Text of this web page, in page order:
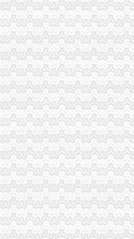
巴南局干部论文入围青年
南川局重庆营业执照注销
南川局重庆公司注销景
渝中局重庆公司注销多措
江津局重庆税务注销四个
云局重庆公司注销故陵工
丰都局启用“学习系统”重
武隆局重庆营业执照注销
巴南区区长段成刚对巴南
南川局重庆代办公司绘制
酉县委常委、重庆分公司
工商动态
我市重庆分公司注销出台
市重庆代办公司局副巡